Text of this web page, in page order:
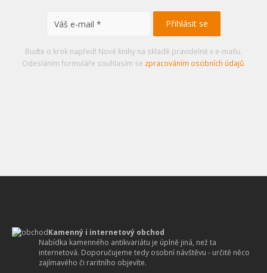
Buďte o krok napřed! Nové knihy na skladě pravidelně v e-mailu.
Odesláním formuláře souhlasím se zpracováním osobních údajů.
Kamenný i internetový obchod
Nabídka kamenného antikvariátu je úplně jiná, než ta
internetová. Doporučujeme tedy osobní návštěvu - určitě něco
zajímavého či raritního objevíte.